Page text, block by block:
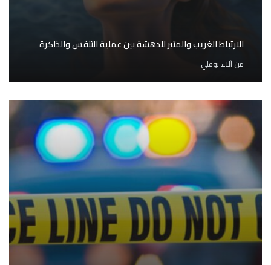
الارتباط الغريب والمثير للدهشة بين عملية التنفس والذاكرة
منآلاء نوفلي